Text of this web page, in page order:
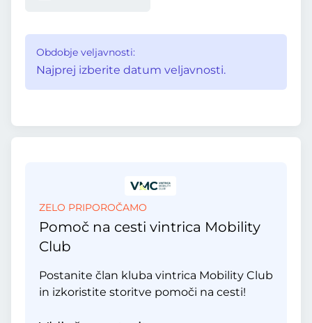
Obdobje veljavnosti:
Najprej izberite datum veljavnosti.
ZELO PRIPOROČAMO
Pomoč na cesti vintrica Mobility
Club
Postanite član kluba vintrica Mobility Club
in izkoristite storitve pomoči na cesti!